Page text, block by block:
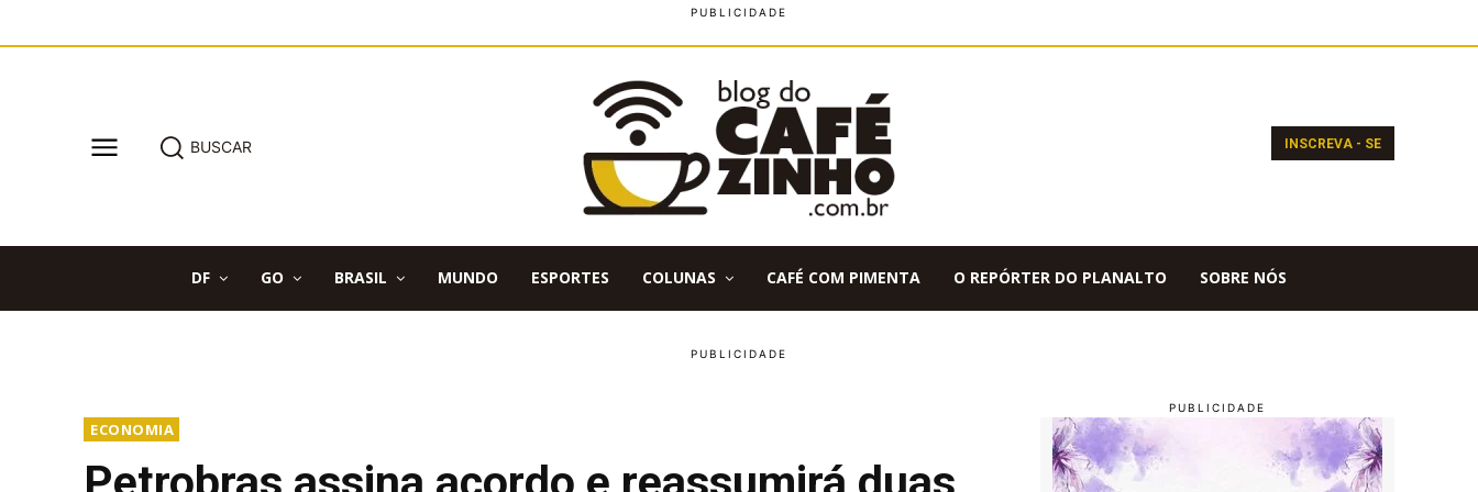
BUSCAR INSCREVA - SE
DF GO BRASIL MUNDO ESPORTES COLUNAS CAFÉ COM PIMENTA O REPÓRTER DO PLANALTO SOBRE NÓS
ECONOMIA